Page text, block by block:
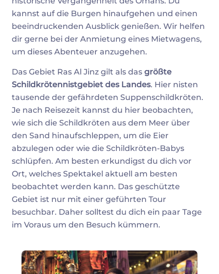
kannst auf die Burgen hinaufgehen und einen
beeindruckenden Ausblick genießen. Wir helfen
dir gerne bei der Anmietung eines Mietwagens,
um dieses Abenteuer anzugehen.
Das Gebiet Ras Al Jinz gilt als das größte
Schildkrötennistgebiet des Landes. Hier nisten
tausende der gefährdeten Suppenschildkröten.
Je nach Reisezeit kannst du hier beobachten,
wie sich die Schildkröten aus dem Meer über
den Sand hinaufschleppen, um die Eier
abzulegen oder wie die Schildkröten-Babys
schlüpfen. Am besten erkundigst du dich vor
Ort, welches Spektakel aktuell am besten
beobachtet werden kann. Das geschützte
Gebiet ist nur mit einer geführten Tour
besuchbar. Daher solltest du dich ein paar Tage
im Voraus um den Besuch kümmern.